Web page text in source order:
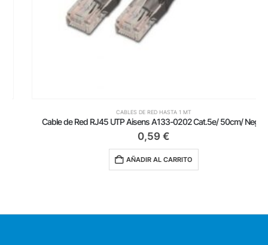
CABLES DE RED HASTA 1 MT
Cable de Red RJ45 UTP Aisens A133-0202 Cat.5e/ 50cm/ Negro
0,59€
AÑADIR AL CARRITO